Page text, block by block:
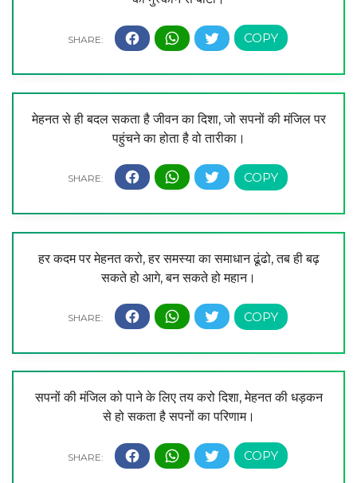
मेहनत से ही बदल सकता है जीवन का दिशा, जो सपनों की मंजिल पर
पहुंचने का होता है वो तारीका।
हर कदम पर मेहनत करो, हर समस्या का समाधान ढूंढो, तब ही बढ़
सकते हो आगे, बन सकते हो महान।
सपनों की मंजिल को पाने के लिए तय करो दिशा, मेहनत की धड़कन
से हो सकता है सपनों का परिणाम।